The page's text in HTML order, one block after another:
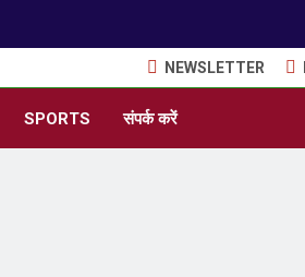
NEWSLETTER
SPORTS संपर्क करें